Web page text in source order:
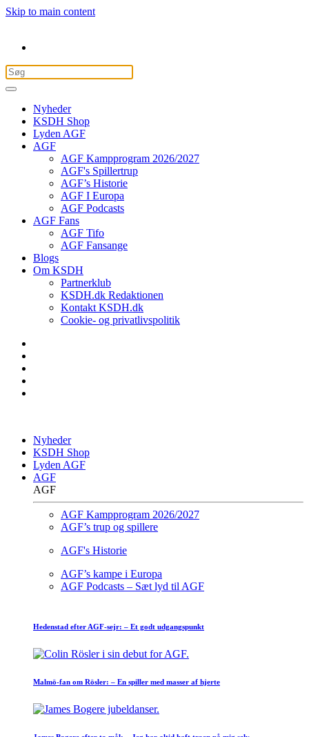
Skip to main content
Nyheder
KSDH Shop
Lyden AGF
AGF
AGF Kampprogram 2026/2027
AGF's Spillertrup
AGF’s Historie
AGF I Europa
AGF Podcasts
AGF Fans
AGF Tifo
AGF Fansange
Blogs
Om KSDH
Partnerklub
KSDH.dk Redaktionen
Kontakt KSDH.dk
Cookie- og privatlivspolitik
Nyheder
KSDH Shop
Lyden AGF
AGF
AGF
AGF Kampprogram 2026/2027
AGF’s trup og spillere
AGF's Historie
AGF’s kampe i Europa
AGF Podcasts – Sæt lyd til AGF
Hedenstad efter AGF-sejr: – Et godt udgangspunkt
Malmö-fan om Rösler: – En spiller med masser af hjerte